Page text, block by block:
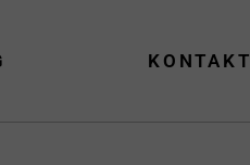
KONTAKT